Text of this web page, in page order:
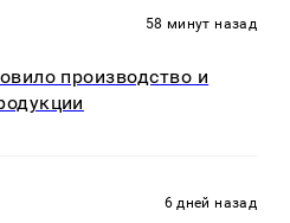
58 минут назад
производство и
6 дней назад